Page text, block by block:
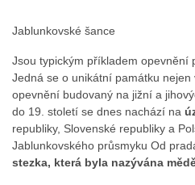
Jablunkovské šance
Jsou typickým příkladem opevnění
Jedná se o unikátní památku nejen
opevnění budovaný na jižní a
do 19. století se dnes nachází na
republiky, Slovenské republiky a
Jablunkovského průsmyku Od
stezka, která byla nazývána